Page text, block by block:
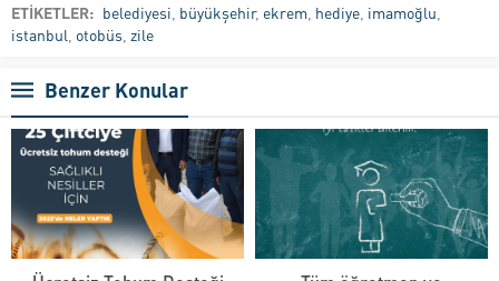
ETİKETLER: belediyesi büyükşehir, ekrem hediye imamoğlu
istanbul otobüs zile
Benzer Konular